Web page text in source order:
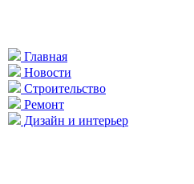
Главная
Новости
Строительство
Ремонт
Дизайн и интерьер